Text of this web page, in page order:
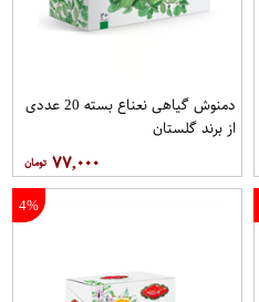
دمنوش گیاهی نعناع بسته 20 عددی
از برند گلستان
۷۷,۰۰۰
4%